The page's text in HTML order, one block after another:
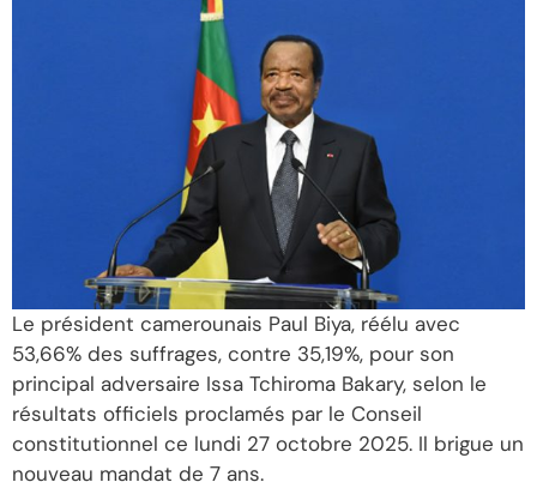
Le président camerounais Paul Biya, réélu avec
53,66% des suffrages, contre 35,19%, pour son
principal adversaire Issa Tchiroma Bakary, selon le
résultats officiels proclamés par le Conseil
constitutionnel ce lundi 27 octobre 2025. Il brigue un
nouveau mandat de 7 ans.